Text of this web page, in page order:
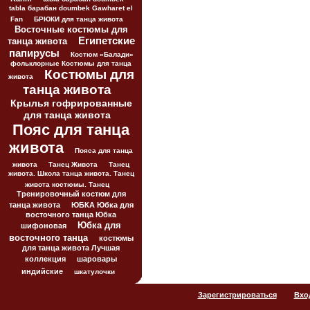
tabla барабан doumbek Gawharet el
Fan
БРЮКИ для танца живота
Восточные костюмы для
танца живота
Египетские
папирусы
Костюм «Балади»
фольклорные Костюмы для танца
живота
Костюмы для
танца живота
Крылья гофрированные
для танца живота
Пояс для танца
живота
Пояса для танца
живота
Танец Живота
Танец
живота. Школа танца живота. Танец
живота костюмы. Танец
Тренировочный костюм для
танца живота
ЮБКА Юбка для
восточного танца Юбка
шифоновая
Юбка для
восточного танца
костюмы
для танца живота Лучшая
коллекция
шаровары
индийские
шкатулочки
Зарегистрироваться